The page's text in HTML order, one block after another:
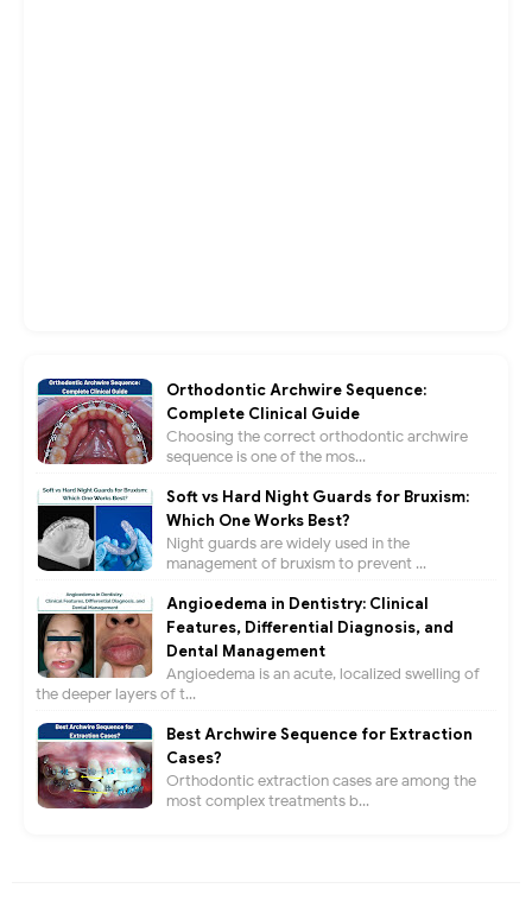
Orthodontic Archwire Sequence:
Complete Clinical Guide
Choosing the correct orthodontic archwire
sequence is one of the mos...
Soft vs Hard Night Guards for Bruxism:
Which One Works Best?
Night guards are widely used in the
management of bruxism to prevent ...
Angioedema in Dentistry: Clinical
Features, Differential Diagnosis, and
Dental Management
Angioedema is an acute, localized swelling of
the deeper layers of t...
Best Archwire Sequence for Extraction
Cases?
Orthodontic extraction cases are among the
most complex treatments b...